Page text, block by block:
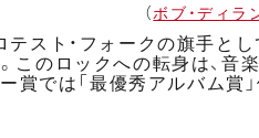
（ボブ・ディラ
テスト・フォークの旗手と
このロックへの転身は、音
賞では「最優秀アルバム賞